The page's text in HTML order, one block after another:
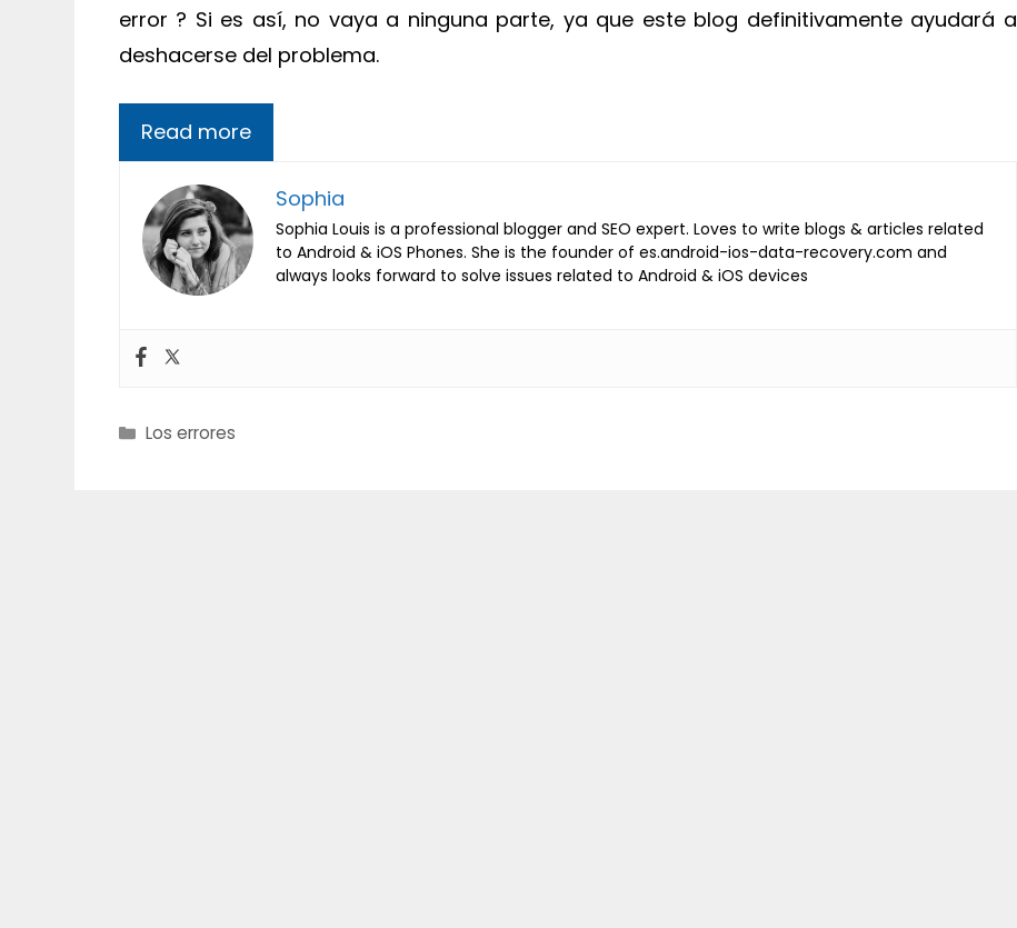
error ? Si es así, no vaya a ninguna parte, ya que este blog definitivamente ayudará a
deshacerse del problema.
Read more
Sophia
Sophia Louis is a professional blogger and SEO expert. Loves to write blogs & articles related
to Android & iOS Phones. She is the founder of es.android-ios-data-recovery.com and
always looks forward to solve issues related to Android & iOS devices
Categories
Los errores